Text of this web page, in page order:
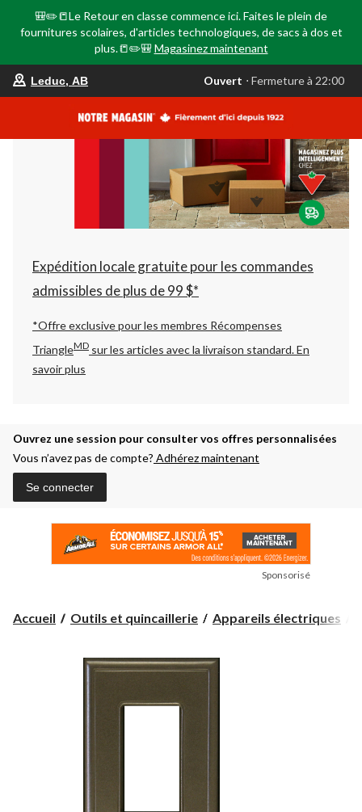
🎒✏️📒Le Retour en classe commence ici. Faites le plein de
fournitures scolaires, d'articles technologiques, de sacs à dos et
plus.📒✏️🎒 Magasinez maintenant
votre
est
AB,
Ouvert,
Fermeture
à
22:00
changer
Leduc, AB Ouvert ⋅ Fermeture à 22:00
Expédition locale gratuite pour les commandes
admissibles de plus de 99 $*
*Offre exclusive pour les membres Récompenses
TriangleMD sur les articles avec la livraison standard.En
savoir plus
Ouvrez une session pour consulter vos offres personnalisées
Vous n’avez pas de compte? Adhérez maintenant
Se connecter
Sponsorisé
Accueil Outils et quincaillerie Appareils électriques